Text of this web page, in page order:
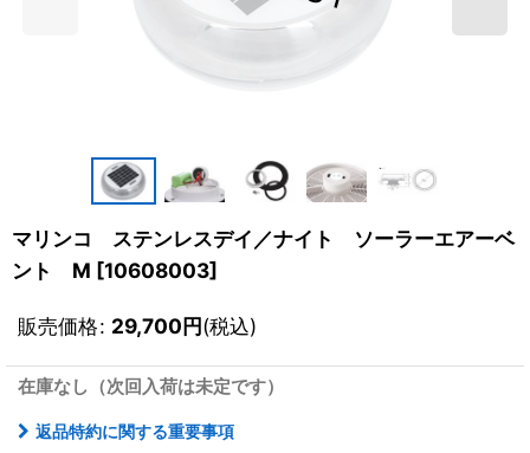
マリンコ ステンレスデイ／ナイト ソーラーエアーベ
ント M [10608003]
販売価格: 29,700円(税込)
在庫なし（次回入荷は未定です）
返品特約に関する重要事項